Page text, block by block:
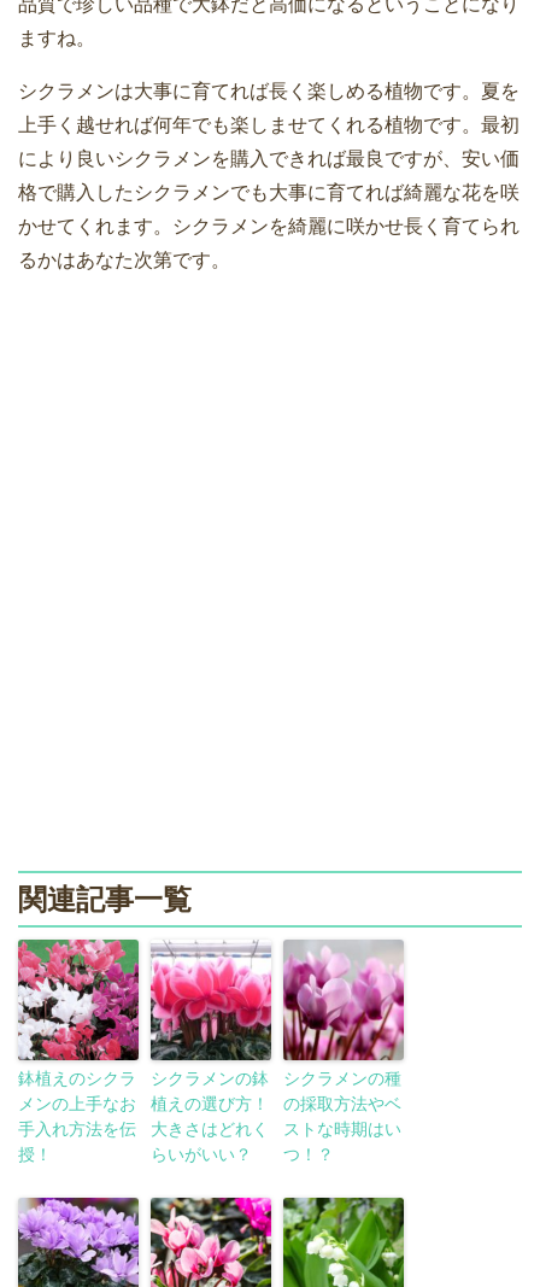
品質で珍しい品種で大鉢だと高価になるということになり
ますね。
シクラメンは大事に育てれば長く楽しめる植物です。夏を
上手く越せれば何年でも楽しませてくれる植物です。最初
により良いシクラメンを購入できれば最良ですが、安い価
格で購入したシクラメンでも大事に育てれば綺麗な花を咲
かせてくれます。シクラメンを綺麗に咲かせ長く育てられ
るかはあなた次第です。
関連記事一覧
鉢植えのシクラ
メンの上手なお
手入れ方法を伝
授！
シクラメンの鉢
植えの選び方！
大きさはどれく
らいがいい？
シクラメンの種
の採取方法やベ
ストな時期はい
つ！？